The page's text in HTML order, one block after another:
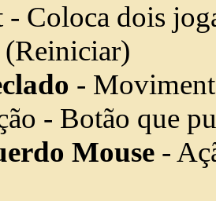
- Coloca dois
(Reiniciar)
-
- Botão que
Mouse -